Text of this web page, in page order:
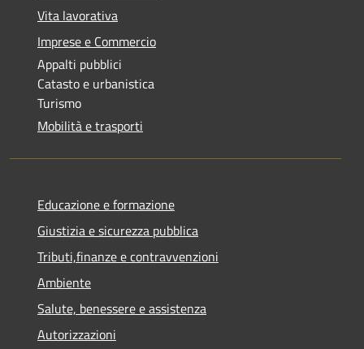
Vita lavorativa
Imprese e Commercio
Appalti pubblici
Catasto e urbanistica
Turismo
Mobilità e trasporti
Educazione e formazione
Giustizia e sicurezza pubblica
Tributi,finanze e contravvenzioni
Ambiente
Salute, benessere e assistenza
Autorizzazioni